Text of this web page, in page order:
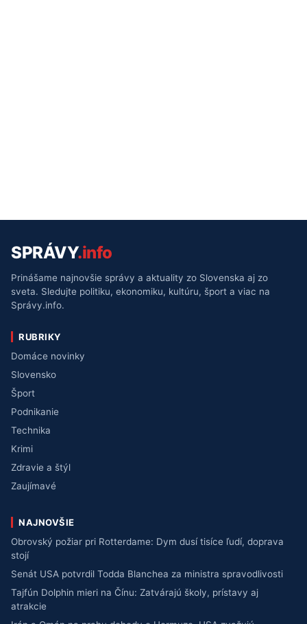
SPRÁVY.info
Prinášame najnovšie správy a aktuality zo Slovenska aj zo
sveta. Sledujte politiku, ekonomiku, kultúru, šport a viac na
Správy.info.
RUBRIKY
Domáce novinky
Slovensko
Šport
Podnikanie
Technika
Krimi
Zdravie a štýl
Zaujímavé
NAJNOVŠIE
Obrovský požiar pri Rotterdame: Dym dusí tisíce ľudí, doprava
stojí
Senát USA potvrdil Todda Blanchea za ministra spravodlivosti
Tajfún Dolphin mieri na Čínu: Zatvárajú školy, prístavy aj
atrakcie